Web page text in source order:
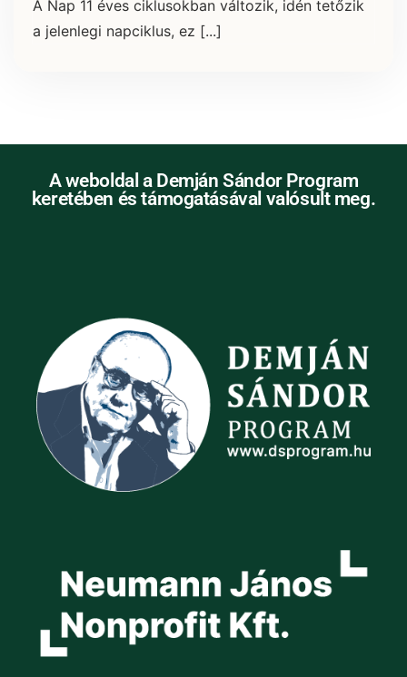
A Nap 11 éves ciklusokban változik, idén tetőzik
a jelenlegi napciklus, ez [...]
A weboldal a Demján Sándor Program
keretében és támogatásával valósult meg.